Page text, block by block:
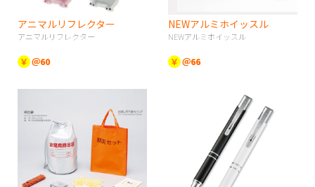
アニマルリフレクター
アニマルリフレクター
￥ ＠60
NEWアルミホイッスル
NEWアルミホイッスル
￥ ＠66